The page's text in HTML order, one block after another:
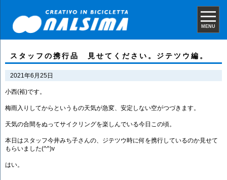
MENU
スタッフの携行品 見せてください。ジテツウ編。
2021年6月25日
小西(裕)です。
梅雨入りしてからというもの天気が急変、安定しない空がつづきます。
天気の合間をぬってサイクリングを楽しんでいる今日この頃。
本日はスタッフ今井みち子さんの、ジテツウ時に何を携行しているのか見せて
もらいました(^^)v
はい。